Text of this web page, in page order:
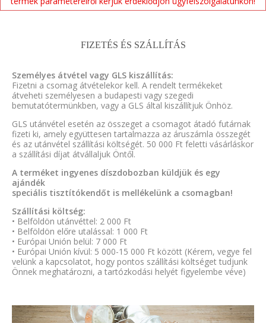
FIZETÉS ÉS SZÁLLÍTÁS
Személyes átvétel vagy GLS kiszállítás:
Fizetni a csomag átvételekor kell. A rendelt termékeket
átveheti személyesen a budapesti vagy szegedi
bemutatótermünkben, vagy a GLS által kiszállítjuk Önhöz.
GLS utánvétel esetén az összeget a csomagot átadó futárnak
fizeti ki, amely együttesen tartalmazza az áruszámla összegét
és az utánvétel szállítási költségét. 50 000 Ft feletti vásárláskor
a szállítási díjat átvállaljuk Öntől.
A terméket ingyenes díszdobozban küldjük és egy
ajándék
speciális tisztítókendőt is mellékelünk a csomagban!
Szállítási költség:
• Belföldön utánvéttel: 2 000 Ft
• Belföldön előre utalással: 1 000 Ft
• Európai Unión belül: 7 000 Ft
• Európai Unión kívül: 5 000-15 000 Ft között (Kérem, vegye fel
velünk a kapcsolatot, hogy pontos szállítási költséget tudjunk
Önnek meghatározni, a tartózkodási helyét figyelembe véve)